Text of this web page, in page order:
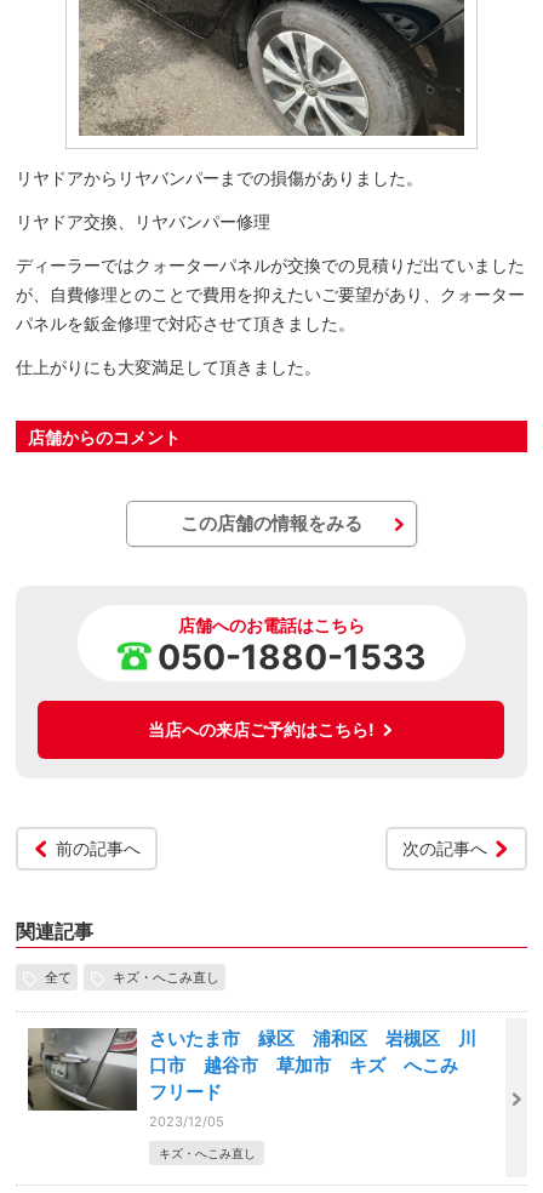
リヤドアからリヤバンパーまでの損傷がありました。
リヤドア交換、リヤバンパー修理
ディーラーではクォーターパネルが交換での見積りだ出ていました
が、自費修理とのことで費用を抑えたいご要望があり、クォーター
パネルを鈑金修理で対応させて頂きました。
仕上がりにも大変満足して頂きました。
店舗からのコメント
この店舗の情報をみる
店舗へのお電話はこちら
050-1880-1533
当店への来店ご予約はこちら!
前の記事へ 次の記事へ
関連記事
全て キズ・へこみ直し
さいたま市 緑区 浦和区 岩槻区 川
口市 越谷市 草加市 キズ へこみ
フリード
2023/12/05
キズ・へこみ直し